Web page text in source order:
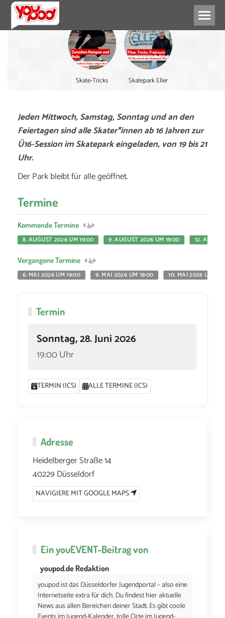
Skate-Tricks Skatepark Eller
Jeden Mittwoch, Samstag, Sonntag und an den
Feiertagen sind alle Skater*innen ab 16 Jahren zur
Ü16-Session im Skatepark eingeladen, von 19 bis 21
Uhr.
Der Park bleibt für alle geöffnet.
Termine
Kommende Termine
8. AUGUST 2026 UM 19:00
9. AUGUST 2026 UM 19:00 12.
Vergangene Termine
6. MAI 2026 UM 19:00
9. MAI 2026 UM 19:00 10. MAI 2026 UM
Termin
Sonntag, 28. Juni 2026
19:00 Uhr
TERMIN (ICS) ALLE TERMINE (ICS)
Adresse
Heidelberger Straße 14
40229 Düsseldorf
NAVIGIERE MIT GOOGLE MAPS
EinyouEVENT-Beitrag von
youpod.de Redaktion
youpod ist das Düsseldorfer Jugendportal – also eine
Internetseite extra für dich. Du findest hier aktuelle
News aus allen Bereichen deiner Stadt. Es gibt coole